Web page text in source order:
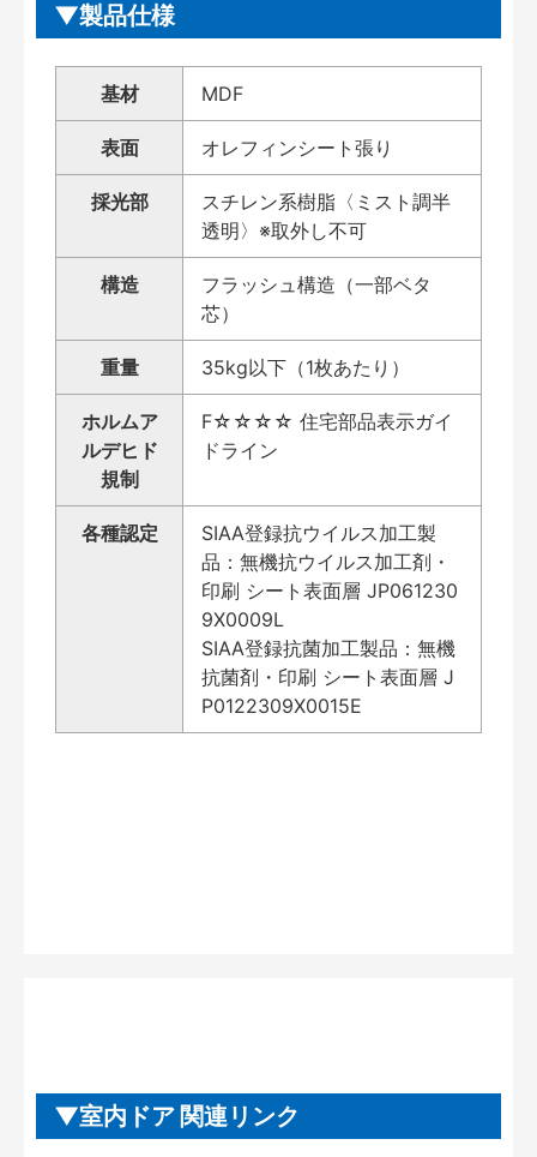
製品仕様
基材 MDF
表面 オレフィンシート張り
採光部
スチレン系樹脂〈ミスト調半
透明〉※取外し不可
構造
フラッシュ構造（一部ベタ
芯）
重量 35kg以下（1枚あたり）
ホルムア
ルデヒド
規制
F☆☆☆☆ 住宅部品表示ガイ
ドライン
各種認定
SIAA登録抗ウイルス加工製
品：無機抗ウイルス加工剤・
印刷 シート表面層 JP061230
9X0009L
SIAA登録抗菌加工製品：無機
抗菌剤・印刷 シート表面層 J
P0122309X0015E
室内ドア 関連リンク